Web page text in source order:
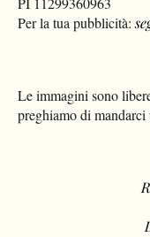
Per la tua pubblicità:
Le immagini sono
preghiamo di mandarci